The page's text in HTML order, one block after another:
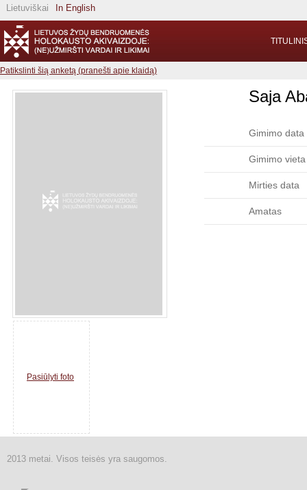
Lietuviškai In English
Patikslinti šią anketą (pranešti apie klaidą)
Pasiūlyti foto
Saja
Gimimo data
Gimimo vieta
Mirties data
Amatas
2013 metai. Visos teisės yra saugomos.